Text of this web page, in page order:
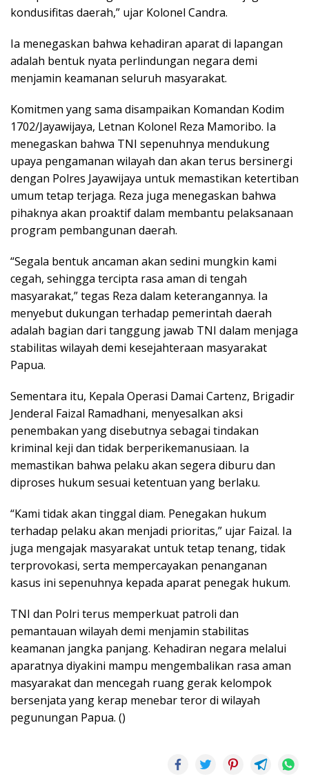
kondusifitas daerah,” ujar Kolonel Candra.
Ia menegaskan bahwa kehadiran aparat di lapangan
adalah bentuk nyata perlindungan negara demi
menjamin keamanan seluruh masyarakat.
Komitmen yang sama disampaikan Komandan Kodim
1702/Jayawijaya, Letnan Kolonel Reza Mamoribo. Ia
menegaskan bahwa TNI sepenuhnya mendukung
upaya pengamanan wilayah dan akan terus bersinergi
dengan Polres Jayawijaya untuk memastikan ketertiban
umum tetap terjaga. Reza juga menegaskan bahwa
pihaknya akan proaktif dalam membantu pelaksanaan
program pembangunan daerah.
“Segala bentuk ancaman akan sedini mungkin kami
cegah, sehingga tercipta rasa aman di tengah
masyarakat,” tegas Reza dalam keterangannya. Ia
menyebut dukungan terhadap pemerintah daerah
adalah bagian dari tanggung jawab TNI dalam menjaga
stabilitas wilayah demi kesejahteraan masyarakat
Papua.
Sementara itu, Kepala Operasi Damai Cartenz, Brigadir
Jenderal Faizal Ramadhani, menyesalkan aksi
penembakan yang disebutnya sebagai tindakan
kriminal keji dan tidak berperikemanusiaan. Ia
memastikan bahwa pelaku akan segera diburu dan
diproses hukum sesuai ketentuan yang berlaku.
“Kami tidak akan tinggal diam. Penegakan hukum
terhadap pelaku akan menjadi prioritas,” ujar Faizal. Ia
juga mengajak masyarakat untuk tetap tenang, tidak
terprovokasi, serta mempercayakan penanganan
kasus ini sepenuhnya kepada aparat penegak hukum.
TNI dan Polri terus memperkuat patroli dan
pemantauan wilayah demi menjamin stabilitas
keamanan jangka panjang. Kehadiran negara melalui
aparatnya diyakini mampu mengembalikan rasa aman
masyarakat dan mencegah ruang gerak kelompok
bersenjata yang kerap menebar teror di wilayah
pegunungan Papua. ()